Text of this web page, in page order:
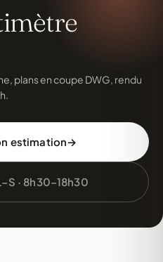
plans en coupe DWG, rendu
estimation
· 8h30–18h30